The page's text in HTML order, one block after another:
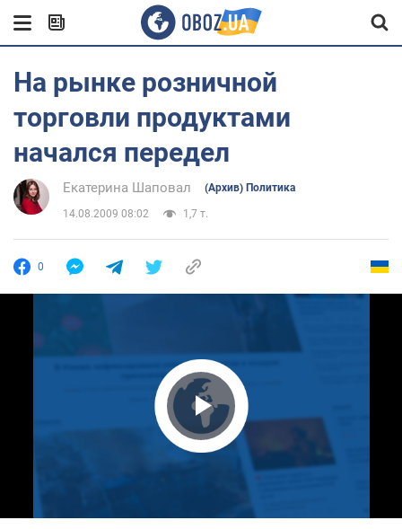
На рынке розничной
торговли продуктами
начался передел
Екатерина Шаповал (Архив) Политика
14.08.2009 08:02 1,7 т.
0
Play Video